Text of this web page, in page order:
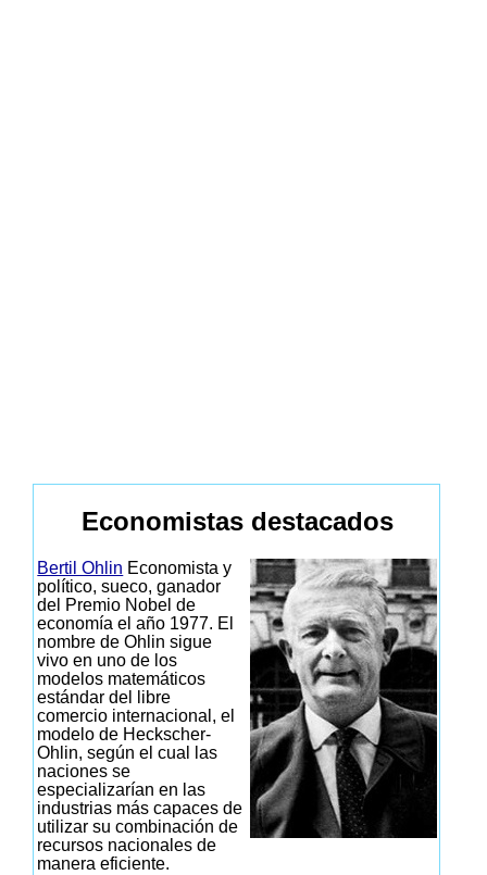
Economistas destacados
Bertil Ohlin Economista y
político, sueco, ganador
del Premio Nobel de
economía el año 1977. El
nombre de Ohlin sigue
vivo en uno de los
modelos matemáticos
estándar del libre
comercio internacional, el
modelo de Heckscher-
Ohlin, según el cual las
naciones se
especializarían en las
industrias más capaces de
utilizar su combinación de
recursos nacionales de
manera eficiente.